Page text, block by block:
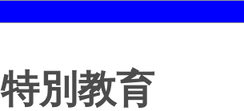
特別教育